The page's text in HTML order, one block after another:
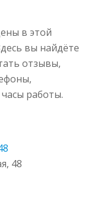
в этой
вы найдёте
отзывы,
работы.
48